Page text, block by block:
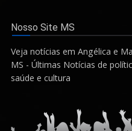
Nosso Site MS
Veja notícias em Angélica e
MS - Últimas Notícias de
saúde e cultura